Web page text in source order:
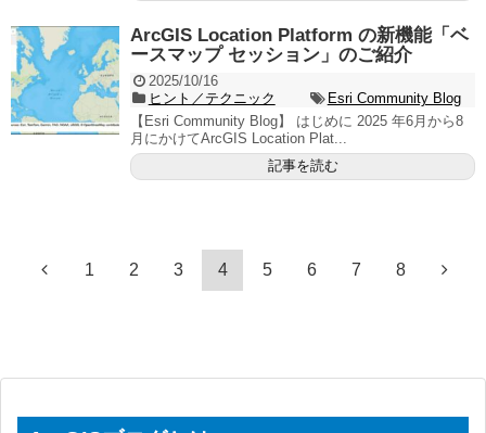
ArcGIS Location Platform の新機能「ベ
ースマップ セッション」のご紹介
2025/10/16
ヒント／テクニック
Esri Community Blog
【Esri Community Blog】 はじめに 2025 年6月から8
月にかけてArcGIS Location Plat...
記事を読む
1 2 3 4 5 6 7 8